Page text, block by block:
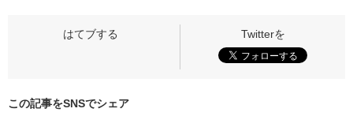
この記事をSNSでシェア